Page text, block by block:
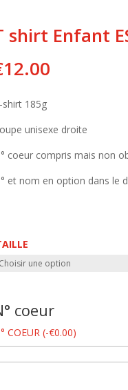
shirt Enfant
12.00
shirt 185g
unisexe droite
coeur compris mais non
et nom en option dans le
coeur
COEUR(-€0.00)